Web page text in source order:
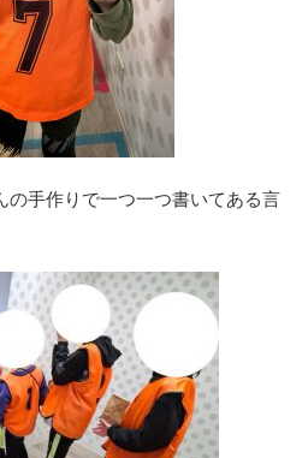
の手作りで一つ一つ書いてある言